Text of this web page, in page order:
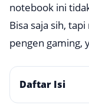
notebook ini
Bisa saja sih,
pengen gaming,
Daftar Isi